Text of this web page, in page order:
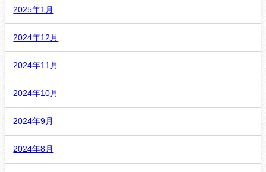
2025年1月
2024年12月
2024年11月
2024年10月
2024年9月
2024年8月